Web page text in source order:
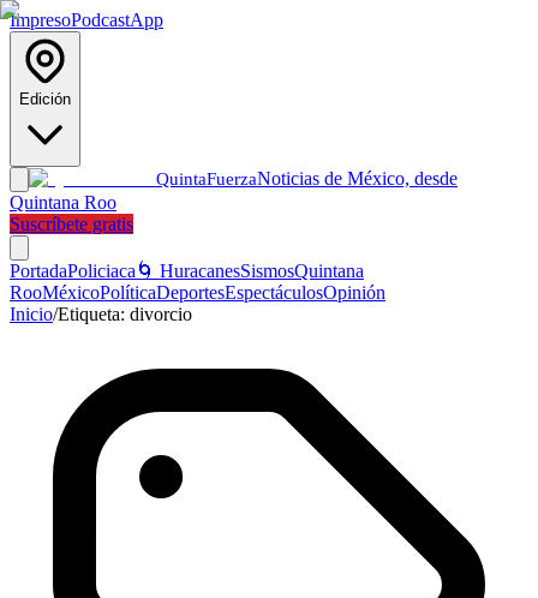
ImpresoPodcastApp
Edición
QuintaFuerzaNoticias de México, desde
Quintana Roo
Suscríbete gratis
PortadaPoliciaca 🌀 HuracanesSismosQuintana
RooMéxicoPolíticaDeportesEspectáculosOpinión
Inicio/Etiqueta: divorcio